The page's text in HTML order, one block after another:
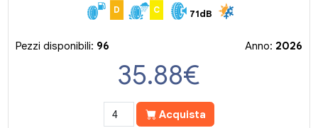
D C 71dB
Pezzi disponibili: 96 Anno: 2026
35.88€
Acquista